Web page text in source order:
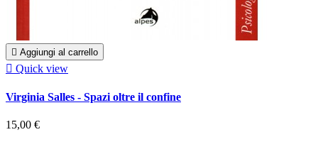
 Aggiungi al carrello
 Quick view
Virginia Salles - Spazi oltre il confine
15,00 €